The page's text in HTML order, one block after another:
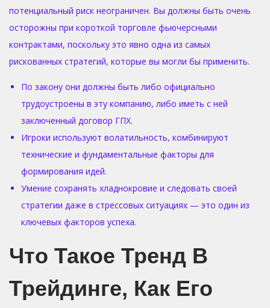
потенциальный риск неограничен. Вы должны быть очень
осторожны при короткой торговле фьючерсными
контрактами, поскольку это явно одна из самых
рискованных стратегий, которые вы могли бы применить.
По закону они должны быть либо официально
трудоустроены в эту компанию, либо иметь с ней
заключенный договор ГПХ.
Игроки используют волатильность, комбинируют
технические и фундаментальные факторы для
формирования идей.
Умение сохранять хладнокровие и следовать своей
стратегии даже в стрессовых ситуациях — это один из
ключевых факторов успеха.
Что Такое Тренд В
Трейдинге, Как Его